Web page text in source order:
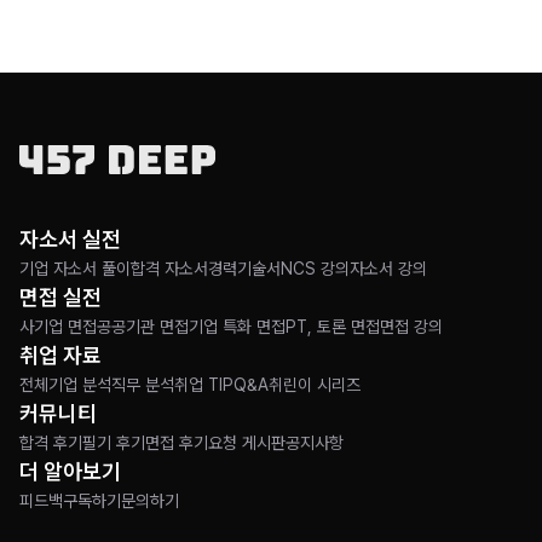
자소서 실전
기업 자소서 풀이 합격 자소서경력기술서 NCS 강의자소서 강의
면접 실전
사기업 면접공공기관 면접기업 특화 면접PT, 토론 면접면접 강의
취업 자료
전체 기업 분석직무 분석취업 TIPQ&A취린이 시리즈
커뮤니티
합격 후기 필기 후기 면접 후기 요청 게시판공지사항
더 알아보기
피드백구독하기 문의하기